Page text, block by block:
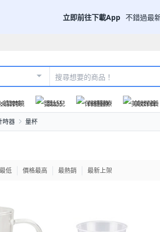
立即前往下載App 不錯過最
火箭跨境 嬰幼兒 保健醫療 美妝保養
時器 量杯
低 價格最高 最熱銷 最新上架